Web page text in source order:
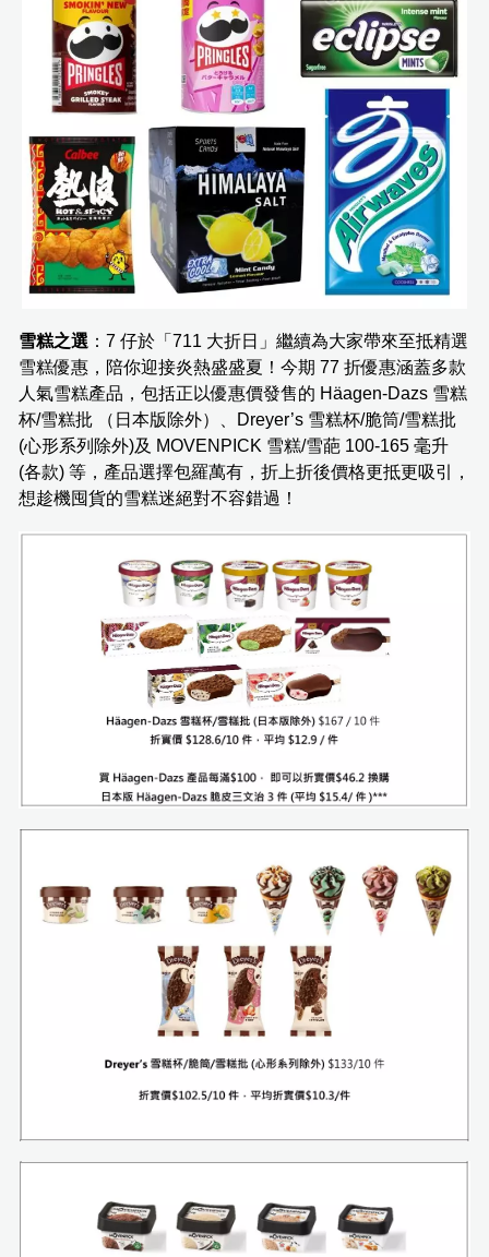
雪糕之選 ：7 仔於「711 大折日」繼續為大家帶來至抵精選
雪糕優惠，陪你迎接炎熱盛盛夏！今期 77 折優惠涵蓋多款
人氣雪糕產品，包括正以優惠價發售的 Häagen-Dazs 雪糕
杯/雪糕批 （日本版除外）、Dreyer’s 雪糕杯/脆筒/雪糕批
(心形系列除外)及 MOVENPICK 雪糕/雪葩 100-165 毫升
(各款) 等，產品選擇包羅萬有，折上折後價格更抵更吸引，
想趁機囤貨的雪糕迷絕對不容錯過！